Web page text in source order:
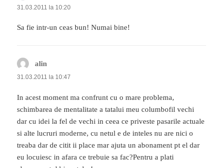
31.03.2011 la 10:20
Sa fie intr-un ceas bun! Numai bine!
alin
31.03.2011 la 10:47
In acest moment ma confrunt cu o mare problema,
schimbarea de mentalitate a tatalui meu columbofil vechi
dar cu idei la fel de vechi in ceea ce priveste pasarile actuale
si alte lucruri moderne, cu netul e de inteles nu are nici o
treaba dar de citit ii place mar ajuta un abonament pt el dar
eu locuiesc in afara ce trebuie sa fac?Pentru a plati